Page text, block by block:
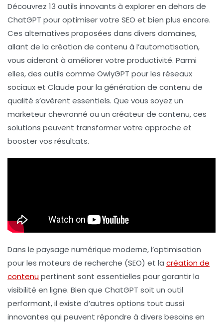
Découvrez 13 outils innovants à explorer en dehors de
ChatGPT pour optimiser votre SEO et bien plus encore.
Ces alternatives proposées dans divers domaines,
allant de la création de contenu à l’automatisation,
vous aideront à améliorer votre productivité. Parmi
elles, des outils comme OwlyGPT pour les réseaux
sociaux et Claude pour la génération de contenu de
qualité s’avèrent essentiels. Que vous soyez un
marketeurchevronné ou un créateur de contenu, ces
solutions peuvent transformer votre approche et
booster vos résultats.
Dans le paysage numérique moderne, l’optimisation
pour les moteurs de recherche (SEO) et la création de
contenupertinent sont essentielles pour garantir la
visibilité en ligne. Bien que ChatGPT soit un outil
performant, il existe d’autres options tout aussi
innovantes qui peuvent répondre à divers besoins en